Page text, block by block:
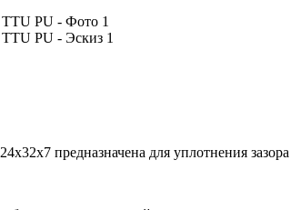
предназначена для уплотнения